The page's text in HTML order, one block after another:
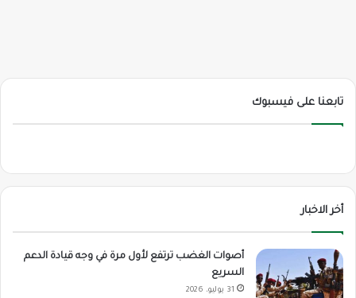
تابعنا على فيسبوك
أخر الاخبار
أصوات الغضب ترتفع لأول مرة في وجه قيادة الدعم
السريع
31 يوليو، 2026